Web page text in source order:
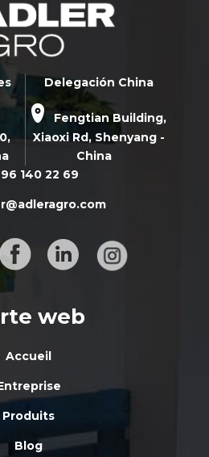
,
Delegación China
Fengtian Building,
Xiaoxi Rd,Shenyang -
China
96 140 22 69
web
Accueil
Produits
Blog